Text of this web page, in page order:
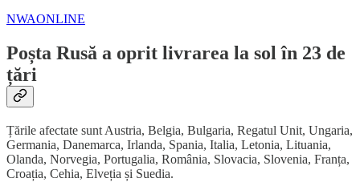
NWAONLINE
Poșta Rusă a oprit livrarea la sol în 23 de
țări
Țările afectate sunt Austria, Belgia, Bulgaria, Regatul Unit, Ungaria,
Germania, Danemarca, Irlanda, Spania, Italia, Letonia, Lituania,
Olanda, Norvegia, Portugalia, România, Slovacia, Slovenia, Franța,
Croația, Cehia, Elveția și Suedia.